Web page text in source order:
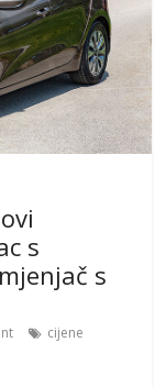
s
s
cijene